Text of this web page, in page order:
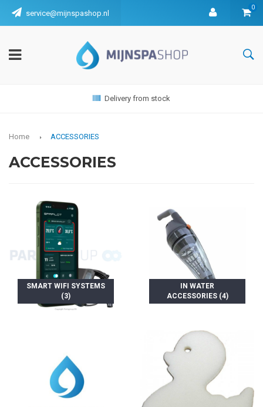
service@mijnspashop.nl
0
Delivery from stock
Home ACCESSORIES
ACCESSORIES
SMART WIFI SYSTEMS
(3)
IN WATER
ACCESSORIES (4)